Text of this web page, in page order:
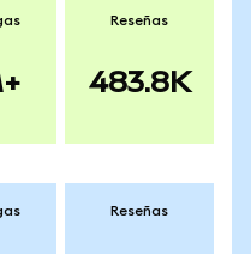
Reseñas
483.8K
Reseñas